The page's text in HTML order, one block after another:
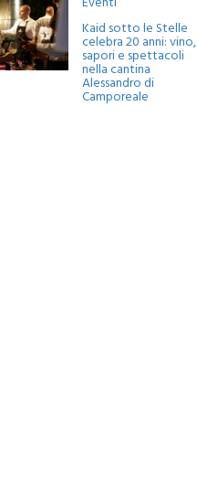
Eventi
Kaid sotto le Stelle
celebra 20 anni: vino,
sapori e spettacoli
nella cantina
Alessandro di
Camporeale